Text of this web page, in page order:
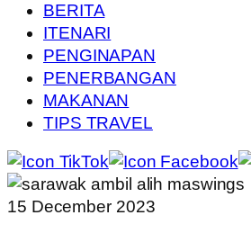
BERITA
ITENARI
PENGINAPAN
PENERBANGAN
MAKANAN
TIPS TRAVEL
15 December 2023